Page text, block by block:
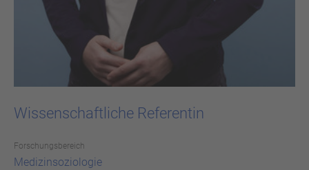
Wissenschaftliche Referentin
For­schungs­be­reich
Me­di­zin­so­zio­lo­gie